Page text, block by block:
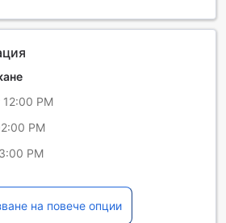
12:00 PM
PM
PM
на повече опции